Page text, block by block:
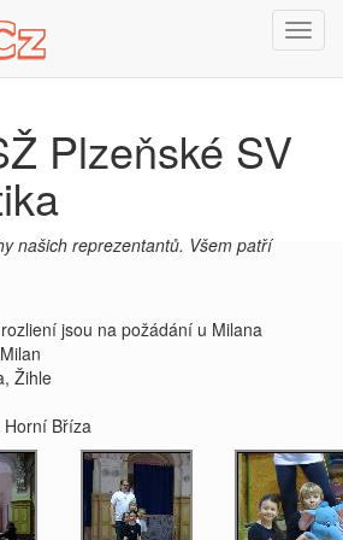
Plzeňské SV
našich reprezentantů. Všem patří
jsou na požádání u Milana
Žihle
Horní Bříza